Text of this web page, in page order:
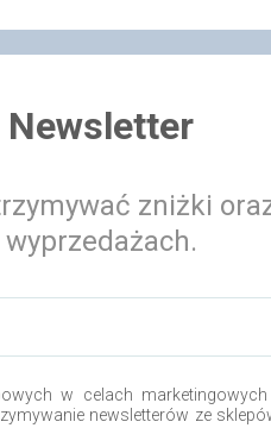
Newsletter
zniżki
wyprzedażach.
w celach
newsletterów ze